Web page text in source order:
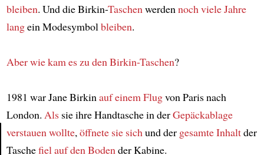
bleiben. Und die Birkin-Taschenwerdennoch viele Jahre
langein Modesymbolbleiben.
Aber wiekam es zu den Birkin-Taschen?
1981 war Jane Birkinauf einem Flugvon Paris nach
London. Alssie ihre Handtasche in derGepäckablage
verstauen wollte,öffnete sie sichund der gesamte Inhaltder
Taschefiel auf den Bodender Kabine.